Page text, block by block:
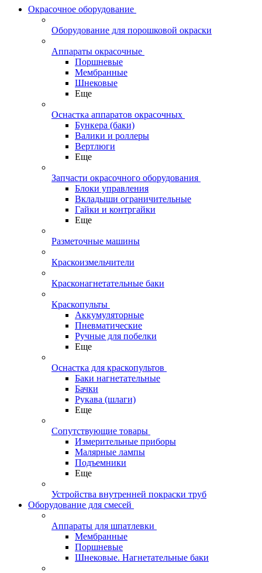
Окрасочное оборудование
Оборудование для порошковой окраски
Аппараты окрасочные
Поршневые
Мембранные
Шнековые
Еще
Оснастка аппаратов окрасочных
Бункера (баки)
Валики и роллеры
Вертлюги
Еще
Запчасти окрасочного оборудования
Блоки управления
Вкладыши ограничительные
Гайки и контргайки
Еще
Разметочные машины
Краскоизмельчители
Красконагнетательные баки
Краскопульты
Аккумуляторные
Пневматические
Ручные для побелки
Еще
Оснастка для краскопультов
Баки нагнетательные
Бачки
Рукава (шлаги)
Еще
Сопутствующие товары
Измерительные приборы
Малярные лампы
Подъемники
Еще
Устройства внутренней покраски труб
Оборудование для смесей
Аппараты для шпатлевки
Мембранные
Поршневые
Шнековые. Нагнетательные баки